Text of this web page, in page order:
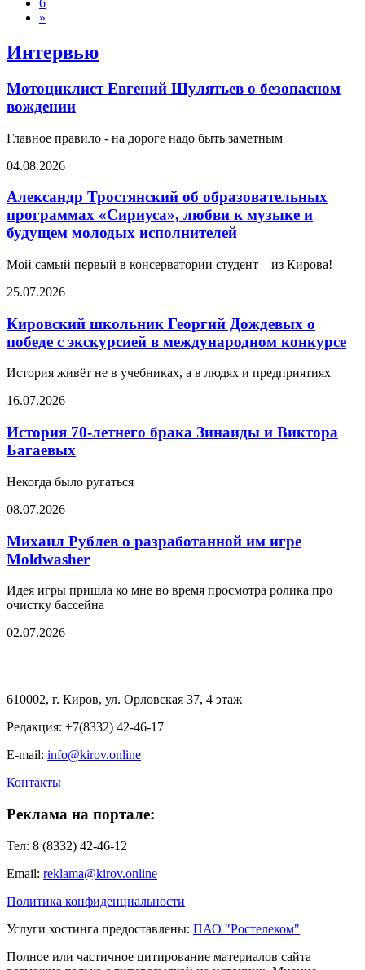
6
»
Интервью
Мотоциклист Евгений Шулятьев о безопасном
вождении
Главное правило - на дороге надо быть заметным
04.08.2026
Александр Тростянский об образовательных
программах «Сириуса», любви к музыке и
будущем молодых исполнителей
Мой самый первый в консерватории студент – из Кирова!
25.07.2026
Кировский школьник Георгий Дождевых о
победе с экскурсией в международном конкурсе
История живёт не в учебниках, а в людях и предприятиях
16.07.2026
История 70-летнего брака Зинаиды и Виктора
Багаевых
Некогда было ругаться
08.07.2026
Михаил Рублев о разработанной им игре
Moldwasher
Идея игры пришла ко мне во время просмотра ролика про
очистку бассейна
02.07.2026
610002, г. Киров, ул. Орловская 37, 4 этаж
Редакция: +7(8332) 42-46-17
E-mail: info@kirov.online
Контакты
Реклама на портале:
Тел: 8 (8332) 42-46-12
Email: reklama@kirov.online
Политика конфиденциальности
Услуги хостинга предоставлены: ПАО "Ростелеком"
Полное или частичное цитирование материалов сайта